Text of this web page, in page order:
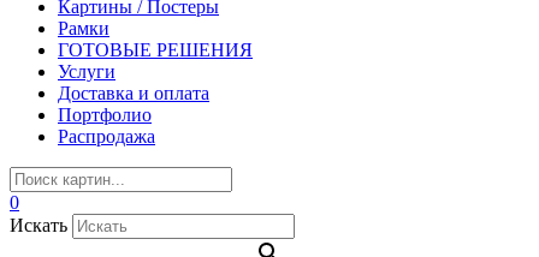
Картины / Постеры
Рамки
ГОТОВЫЕ РЕШЕНИЯ
Услуги
Доставка и оплата
Портфолио
Распродажа
0
Искать